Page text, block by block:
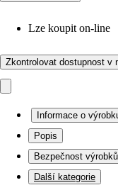
Lze koupit on-line
Zkontrolovat dostupnost v
Informace o
Popis
Bezpečnost výrobků
Další kategorie